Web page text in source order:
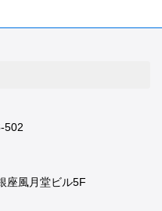
502
座風月堂ビル5F